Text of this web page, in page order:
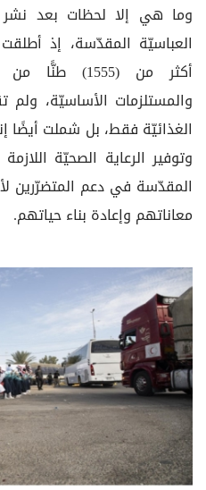
وما هي إلا لحظات بعد نشر
العباسيّة المقدّسة، إذ
أكثر من (1555)
والمستلزمات الأساسيّة، ولم
الغذائيّة فقط، بل شملت أيضًا
وتوفير الرعاية الصحيّة
المقدّسة في دعم
معاناتهم وإعادة بناء حياتهم.